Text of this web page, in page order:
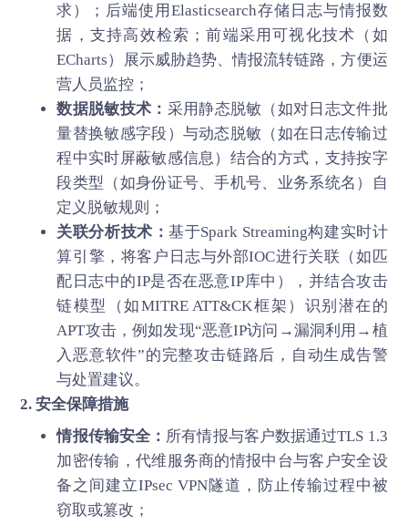
求）；后端使用Elasticsearch存储日志与情报数
据，支持高效检索；前端采用可视化技术（如
ECharts）展示威胁趋势、情报流转链路，方便运
营人员监控；
数据脱敏技术： 采用静态脱敏（如对日志文件批
量替换敏感字段）与动态脱敏（如在日志传输过
程中实时屏蔽敏感信息）结合的方式，支持按字
段类型（如身份证号、手机号、业务系统名）自
定义脱敏规则；
关联分析技术：基于Spark Streaming构建实时计
算引擎，将客户日志与外部IOC进行关联（如匹
配日志中的IP是否在恶意IP库中），并结合攻击
链模型（如MITRE ATT&CK框架）识别潜在的
APT攻击，例如发现“恶意IP访问→漏洞利用→植
入恶意软件”的完整攻击链路后，自动生成告警
与处置建议。
2. 安全保障措施
情报传输安全： 所有情报与客户数据通过TLS 1.3
加密传输，代维服务商的情报中台与客户安全设
备之间建立IPsec VPN隧道，防止传输过程中被
窃取或篡改；